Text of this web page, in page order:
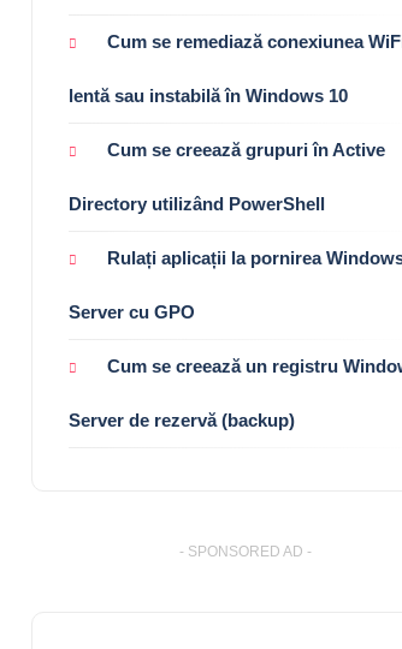
Cum se remediază conexiunea
lentă sau instabilă în Windows 10
Cum se creează grupuri în Active
Directory utilizând PowerShell
Rulați aplicații la pornirea
Server cu GPO
Cum se creează un registru
Server de rezervă (backup)
- SPONSORED AD -